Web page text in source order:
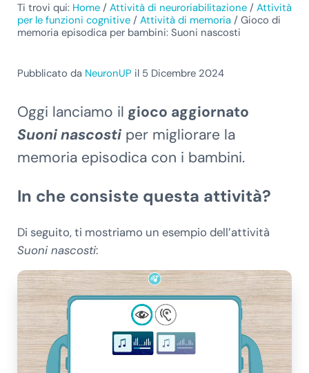
Ti trovi qui: Home / Attività di neuroriabilitazione / Attività
per le funzioni cognitive / Attività di memoria / Gioco di
memoria episodica per bambini: Suoni nascosti
Pubblicato da NeuronUP il 5 Dicembre 2024
Oggi lanciamo il gioco aggiornato
Suoni nascostiper migliorare la
memoria episodica con i bambini.
In che consiste questa attività?
Di seguito, ti mostriamo un esempio dell’attività
Suoni nascosti: